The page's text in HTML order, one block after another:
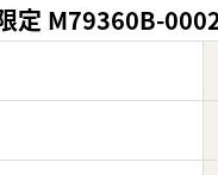
定 M79360B-